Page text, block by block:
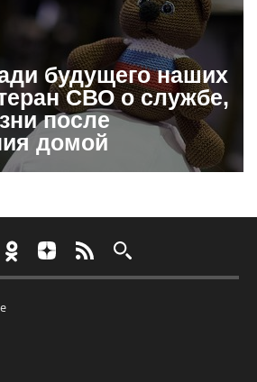
будущего наших
СВО о службе,
после
домой